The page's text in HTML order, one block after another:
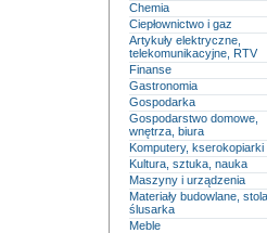
Chemia
Ciepłownictwo i gaz
Artykuły elektryczne,
telekomunikacyjne, RTV
Finanse
Gastronomia
Gospodarka
Gospodarstwo domowe,
wnętrza, biura
Komputery, kserokopiarki
Kultura, sztuka, nauka
Maszyny i urządzenia
Materiały budowlane,
ślusarka
Meble